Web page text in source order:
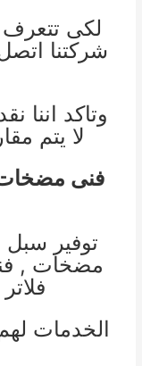
لكى تتعرف
شركتنا
وتاكد اننا
لا يتم
فنى مضخات
توفير سبل
مضخات ,
الخدمات